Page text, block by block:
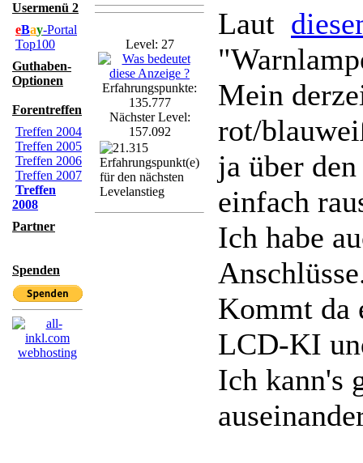
Usermenü 2
eBay-Portal
Top100
Guthaben-
Optionen
Forentreffen
Treffen 2004
Treffen 2005
Treffen 2006
Treffen 2007
Treffen
2008
Partner
Spenden
Level: 27
Erfahrungspunkte:
135.777
Nächster Level:
157.092
Laut
Mein
rot/
ja über
einfach
Ich habe
Kommt da
LCD-KI
Ich kann's